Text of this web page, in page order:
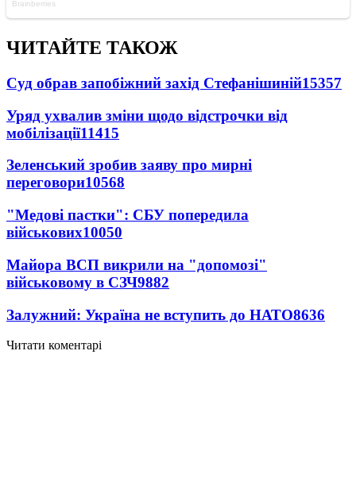
ЧИТАЙТЕ ТАКОЖ
Суд обрав запобіжний захід Стефанішиній15357
Уряд ухвалив зміни щодо відстрочки від
мобілізації11415
Зеленський зробив заяву про мирні
переговори10568
"Медові пастки": СБУ попередила
військових10050
Майора ВСП викрили на "допомозі"
військовому в СЗЧ9882
Залужний: Україна не вступить до НАТО8636
Читати коментарі